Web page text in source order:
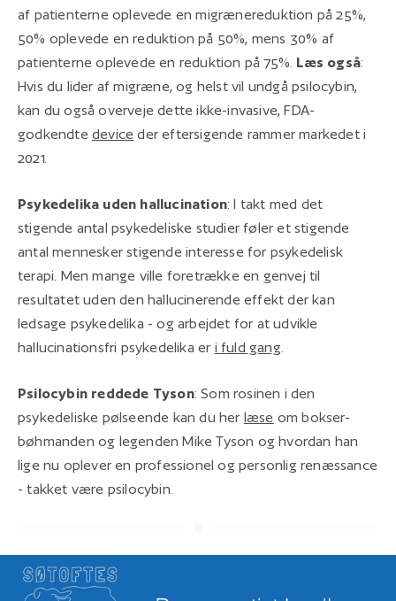
af patienterne oplevede en migrænereduktion på 25%,
50% oplevede en reduktion på 50%, mens 30% af
patienterne oplevede en reduktion på 75%. Læs også:
Hvis du lider af migræne, og helst vil undgå psilocybin,
kan du også overveje dette ikke-invasive, FDA-
godkendte device der eftersigende rammer markedet i
2021.
Psykedelika uden hallucination: I takt med det
stigende antal psykedeliske studier føler et stigende
antal mennesker stigende interesse for psykedelisk
terapi. Men mange ville foretrække en genvej til
resultatet uden den hallucinerende effekt der kan
ledsage psykedelika - og arbejdet for at udvikle
hallucinationsfri psykedelika er i fuld gang
Psilocybin reddede Tyson: Som rosinen i den
psykedeliske pølseende kan du her læse om bokser-
bøhmanden og legenden Mike Tyson og hvordan han
lige nu oplever en professionel og personlig renæssance
- takket være psilocybin.